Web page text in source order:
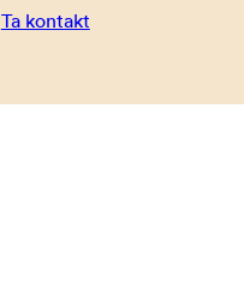
Ta kontakt